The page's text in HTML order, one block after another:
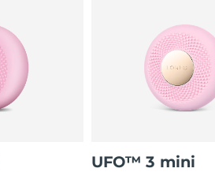
UFO™ 3 mini